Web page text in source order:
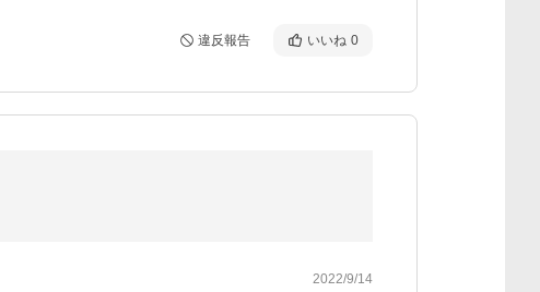
違反報告 いいね 0
2022/9/14